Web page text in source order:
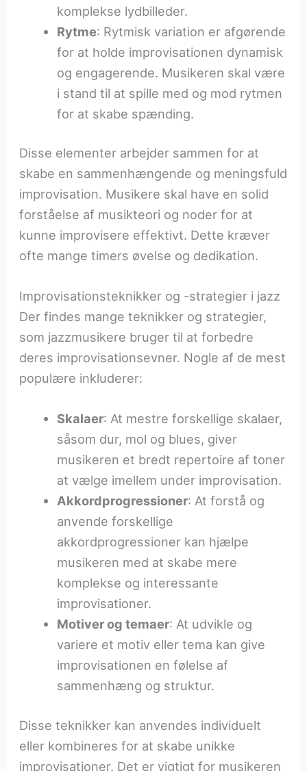
komplekse lydbilleder.
Rytme: Rytmisk variation er afgørende
for at holde improvisationen dynamisk
og engagerende. Musikeren skal være
i stand til at spille med og mod rytmen
for at skabe spænding.
Disse elementer arbejder sammen for at
skabe en sammenhængende og meningsfuld
improvisation. Musikere skal have en solid
forståelse af musikteori og noder for at
kunne improvisere effektivt. Dette kræver
ofte mange timers øvelse og dedikation.
Improvisationsteknikker og -strategier i jazz
Der findes mange teknikker og strategier,
som jazzmusikere bruger til at forbedre
deres improvisationsevner. Nogle af de mest
populære inkluderer:
Skalaer: At mestre forskellige skalaer,
såsom dur, mol og blues, giver
musikeren et bredt repertoire af toner
at vælge imellem under improvisation.
Akkordprogressioner: At forstå og
anvende forskellige
akkordprogressioner kan hjælpe
musikeren med at skabe mere
komplekse og interessante
improvisationer.
Motiver og temaer: At udvikle og
variere et motiv eller tema kan give
improvisationen en følelse af
sammenhæng og struktur.
Disse teknikker kan anvendes individuelt
eller kombineres for at skabe unikke
improvisationer. Det er vigtigt for musikeren